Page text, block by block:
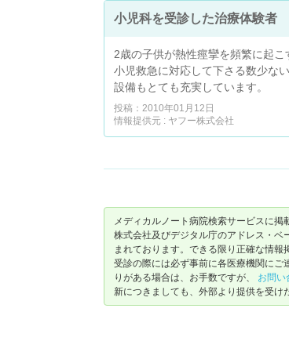
小児科を受診した治療体験者
2歳の子供が熱性痙攣を頻繁に起こ
小児救急に対応して下さる数少ない
設備もとても充実しています。
投稿：2010年01月12日
情報提供元 : ヤフー株式会社
メディカルノート病院検索サービスに
株式会社及びデジタル庁のアドレス・
まれております。できる限り正確な情報
受診の際には必ず事前に各医療機関に
りがある場合は、お手数ですが、 お問い
新につきましても、外部より提供を受け